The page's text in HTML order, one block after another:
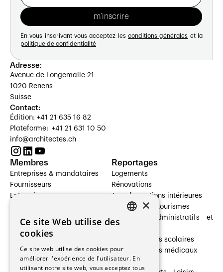
En vous inscrivant vous acceptez les conditions générales et la
politique de confidentialité
Adresse:
Avenue de Longemalle 21
1020 Renens
Suisse
Contact:
Édition: +41 21 635 16 82
Plateforme: +41 21 631 10 50
info@architectes.ch
Membres
Entreprises & mandataires
Fournisseurs
Entreprises
Architectes paysagistes
Architectes d'intérieur
Entreprises générales
Ingénieurs et mandataires
Reportages
Logements
Rénovations
Transformations intérieures
Hôtelleries et tourismes
Bâtiments administratifs et
Établissements scolaires
Établissements médicaux
Villas
×
Ce site Web utilise des
cookies
Ce site web utilise des cookies pour
améliorer l'expérience de l'utilisateur. En
utilisant notre site web, vous acceptez tous